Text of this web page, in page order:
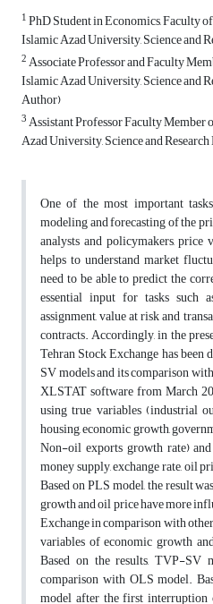
1PhD Student in Economics, Faculty
Islamic Azad University, Science and
2Associate Professor and Faculty
Islamic Azad University, Science and
Author)
3Assistant Professor Faculty
Azad University, Science and
One of the most important
modeling and forecasting of the
analysts and policymakers,
helps to understand market
need to be able to predict the
essential input for tasks such
assignment, value at risk and
contracts. Accordingly, in the
Tehran Stock Exchange has
SV models and its comparison
XLSTAT software from March
using true variables (industrial
housing, economic growth,
Non-oil exports growth rate)
money supply, exchange rate, oil
Based on PLS model, the result
growth and oil price have more
Exchange in comparison with
variables of economic growth
Based on the results, TVP-SV
comparison with OLS model.
model after the first interruption